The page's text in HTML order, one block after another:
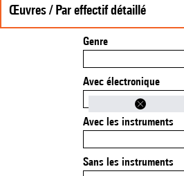
Œuvres / Par effectif détaillé
Genre
Avec électronique
Avec les instruments
Sans les instruments